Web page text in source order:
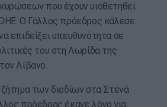
που έχουν υιοθετηθεί
Ο Γάλλος πρόεδρος κάλεσε
επιδείξει υπευθυνότητα σε
του στη Λωρίδα της
Λίβανο.
των διοδίων στα Στενά
πρόεδρος έκανε λόγο για